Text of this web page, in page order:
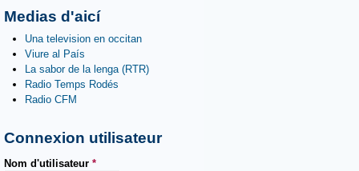
Medias d'aicí
Una television en occitan
Viure al País
La sabor de la lenga (RTR)
Radio Temps Rodés
Radio CFM
Connexion utilisateur
Nom d'utilisateur *